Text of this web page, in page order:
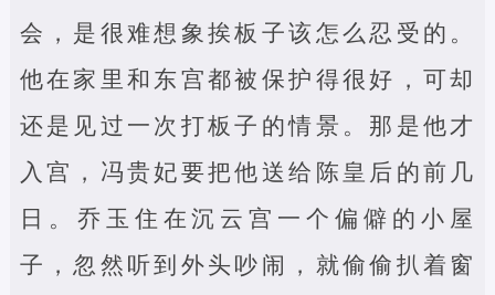
会，是很难想象挨板子该怎么忍受的。
他在家里和东宫都被保护得很好，可却
还是见过一次打板子的情景。那是他才
入宫，冯贵妃要把他送给陈皇后的前几
日。乔玉住在沉云宫一个偏僻的小屋
子，忽然听到外头吵闹，就偷偷扒着窗